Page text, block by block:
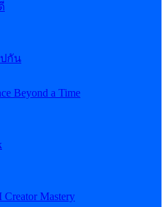
ปกัน
Beyond a Time
Mastery